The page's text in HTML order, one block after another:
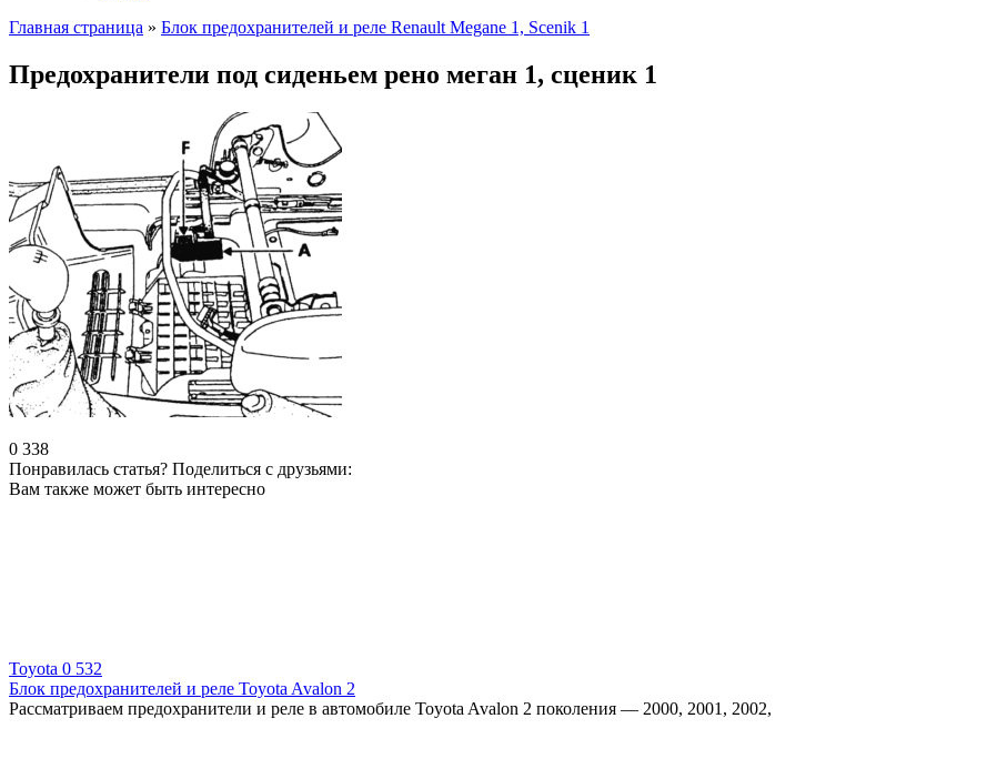
Главная страница » Блок предохранителей и реле Renault Megane 1, Scenik 1
Предохранители под сиденьем рено меган 1, сценик 1
0 338
Понравилась статья? Поделиться с друзьями:
Вам также может быть интересно
Toyota 0 532
Блок предохранителей и реле Toyota Avalon 2
Рассматриваем предохранители и реле в автомобиле Toyota Avalon 2 поколения — 2000, 2001, 2002,